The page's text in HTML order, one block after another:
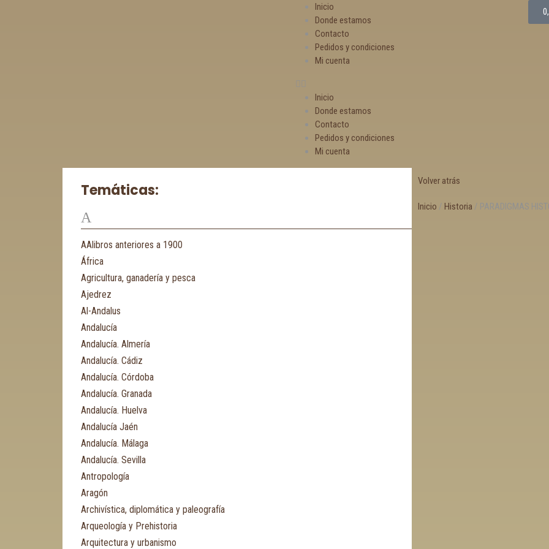
Inicio
Donde estamos
Contacto
Pedidos y condiciones
Mi cuenta
Inicio
Donde estamos
Contacto
Pedidos y condiciones
Mi cuenta
Temáticas:
A
AAlibros anteriores a 1900
África
Agricultura, ganadería y pesca
Ajedrez
Al-Andalus
Andalucía
Andalucía. Almería
Andalucía. Cádiz
Andalucía. Córdoba
Andalucía. Granada
Andalucía. Huelva
Andalucía Jaén
Andalucía. Málaga
Andalucía. Sevilla
Antropología
Aragón
Archivística, diplomática y paleografía
Arqueología y Prehistoria
Arquitectura y urbanismo
Volver atrás
Inicio / Historia / PARADIGMAS